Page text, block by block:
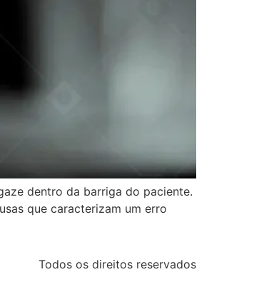
dentro da barriga do paciente.
que caracterizam um erro
Todos os direitos reservados